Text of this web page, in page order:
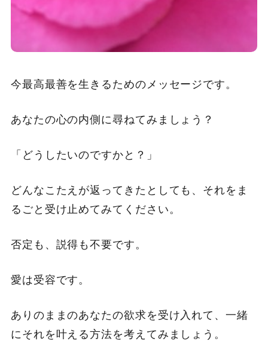
今最高最善を生きるためのメッセージです。
あなたの心の内側に尋ねてみましょう？
「どうしたいのですかと？」
どんなこたえが返ってきたとしても、それをま
るごと受け止めてみてください。
否定も、説得も不要です。
愛は受容です。
ありのままのあなたの欲求を受け入れて、一緒
にそれを叶える方法を考えてみましょう。